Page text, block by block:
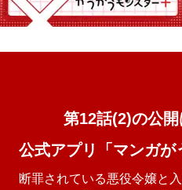
第12話(2)の公
公式アプリ「マンガ
断罪されている悪役令嬢と